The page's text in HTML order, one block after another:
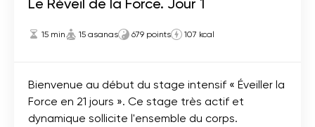
15 min 15 asanas 679 points 107 kcal
Bienvenue au début du stage intensif « Éveiller la
Force en 21 jours ». Ce stage très actif et
dynamique sollicite l'ensemble du corps.